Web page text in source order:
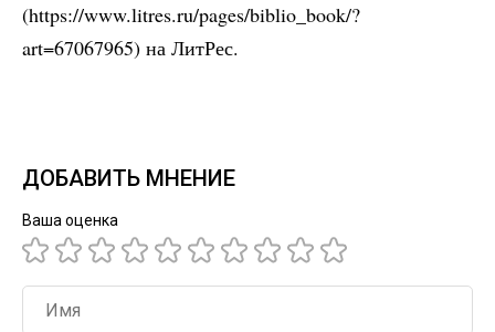
(https://www.litres.ru/pages/biblio_book/?
art=67067965) на ЛитРес.
ДОБАВИТЬ МНЕНИЕ
Ваша оценка